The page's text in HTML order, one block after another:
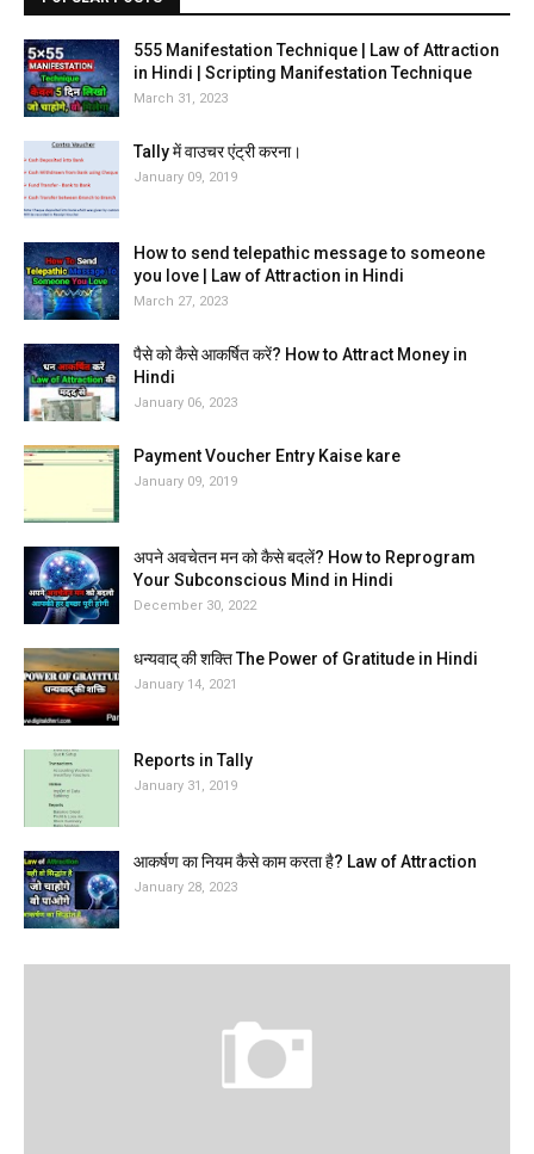
555 Manifestation Technique | Law of Attraction
in Hindi | Scripting Manifestation Technique
March 31, 2023
Tally में वाउचर एंट्री करना।
January 09, 2019
How to send telepathic message to someone
you love | Law of Attraction in Hindi
March 27, 2023
पैसे को कैसे आकर्षित करें? How to Attract Money in
Hindi
January 06, 2023
Payment Voucher Entry Kaise kare
January 09, 2019
अपने अवचेतन मन को कैसे बदलें? How to Reprogram
Your Subconscious Mind in Hindi
December 30, 2022
धन्यवाद् की शक्ति The Power of Gratitude in Hindi
January 14, 2021
Reports in Tally
January 31, 2019
आकर्षण का नियम कैसे काम करता है? Law of Attraction
January 28, 2023